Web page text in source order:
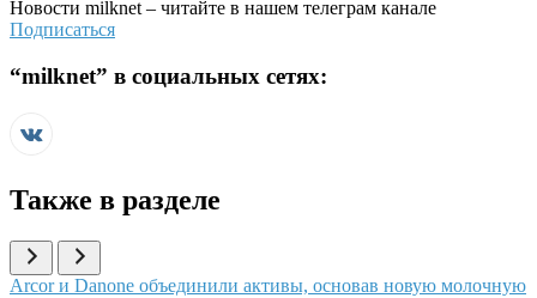
Новости milknet – читайте в нашем телеграм канале
Подписаться
“milknet” в социальных сетях:
Также в разделе
Иллюстрация новости
Arcor и Danone объединили активы, основав новую молочную